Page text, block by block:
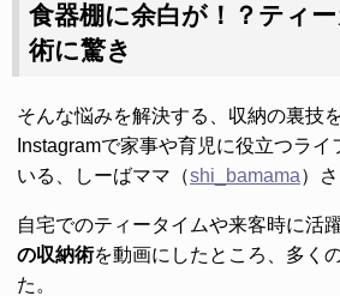
食器棚に余白が！？ティ
術に驚き
そんな悩みを解決する、収納の裏技
Instagramで家事や育児に役立つライ
いる、しーばママ（shi_bamama）さ
自宅でのティータイムや来客時に活躍
の収納術を動画にしたところ、多く
た。